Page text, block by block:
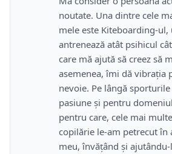
noutate. Una dintre cele
mele este Kiteboarding-ul,
antrenează atât psihicul
care mă ajută să creez să
asemenea, îmi dă vibrația
nevoie. Pe lângă
pasiune și pentru
pentru care, cele mai
copilărie le-am petrecut în
meu, învățând și